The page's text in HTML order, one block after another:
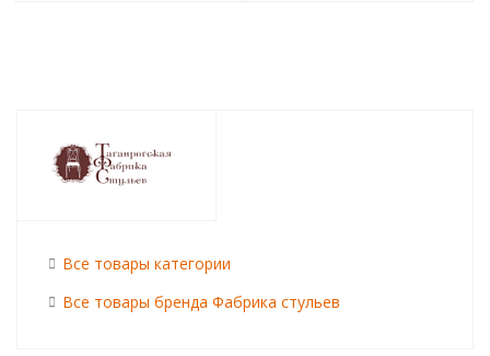
Все товары категории
Все товары бренда Фабрика стульев